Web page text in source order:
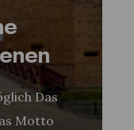
Das
Motto